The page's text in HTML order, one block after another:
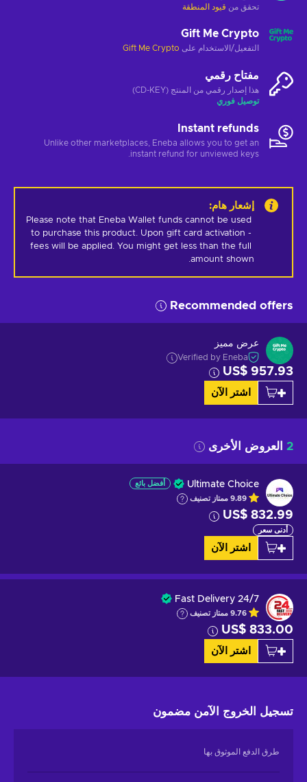
تحقق من قيود المنطقة
Gift Me Crypto
التفعيل/الاستخدام على Gift Me Crypto
مفتاح رقمي
هذا إصدار رقمي من المنتج (CD-KEY)
توصيل فوري
Instant refunds
Unlike other marketplaces, Eneba allows you to get an
instant refund for unviewed keys.
إشعار هام:
Please note that Eneba Wallet funds cannot be used
to purchase this product. Upon gift card activation -
fees will be applied. You might get less than the full
amount shown.
Recommended offers
عرض مميز
Verified by Eneba
US$ 957.93
اشتر الآن
2 العروض الأخرى
Ultimate Choice أفضل بائع
9.89 ممتاز تصنيف
US$ 832.99
أدنى سعر
اشتر الآن
Fast Delivery 24/7
9.76 ممتاز تصنيف
US$ 833.00
اشتر الآن
تسجيل الخروج الآمن مضمون
طرق الدفع الموثوق بها